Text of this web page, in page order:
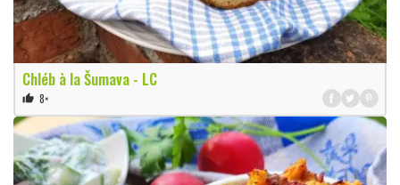
Chléb à la Šumava - LC
thumb_up 8×